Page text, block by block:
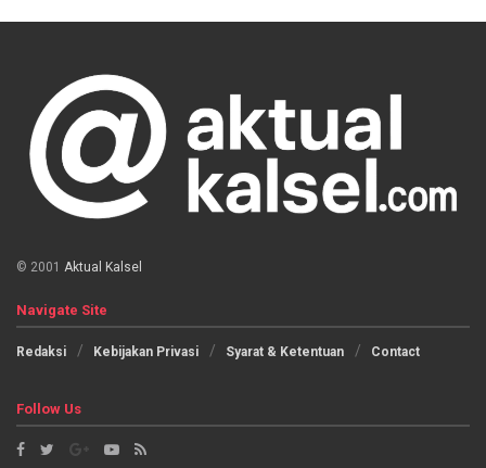
© 2001 Aktual Kalsel
Navigate Site
Redaksi Kebijakan Privasi Syarat & Ketentuan Contact
Follow Us